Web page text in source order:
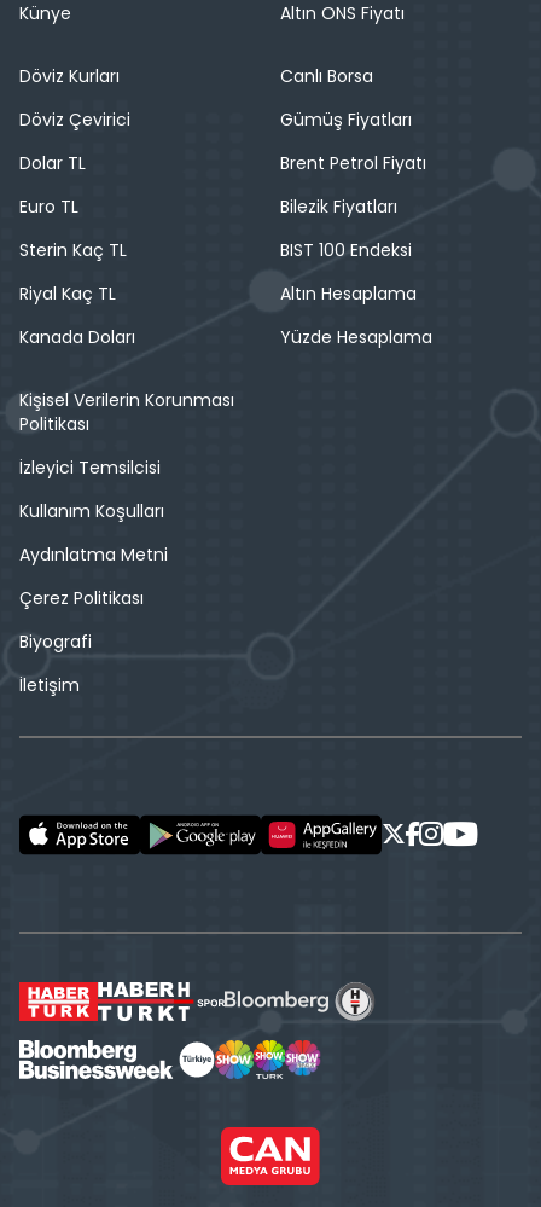
Künye
Altın ONS Fiyatı
Döviz Kurları
Döviz Çevirici
Dolar TL
Euro TL
Sterin Kaç TL
Riyal Kaç TL
Kanada Doları
Canlı Borsa
Gümüş Fiyatları
Brent Petrol Fiyatı
Bilezik Fiyatları
BIST 100 Endeksi
Altın Hesaplama
Yüzde Hesaplama
Kişisel Verilerin Korunması
Politikası
İzleyici Temsilcisi
Kullanım Koşulları
Aydınlatma Metni
Çerez Politikası
Biyografi
İletişim